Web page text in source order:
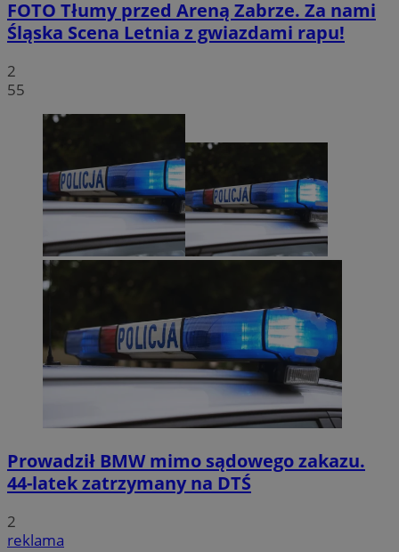
FOTO Tłumy przed Areną Zabrze. Za nami
Śląska Scena Letnia z gwiazdami rapu!
2
55
Prowadził BMW mimo sądowego zakazu.
44-latek zatrzymany na DTŚ
2
reklama